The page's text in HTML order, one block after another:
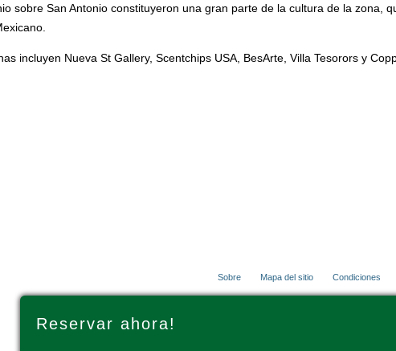
sobre San Antonio constituyeron una gran parte de la cultura de la
incluyen Nueva St Gallery, Scentchips USA, BesArte, Villa Tesorors y
Reservar ahora!
Sobre Mapa del sitio Condiciones